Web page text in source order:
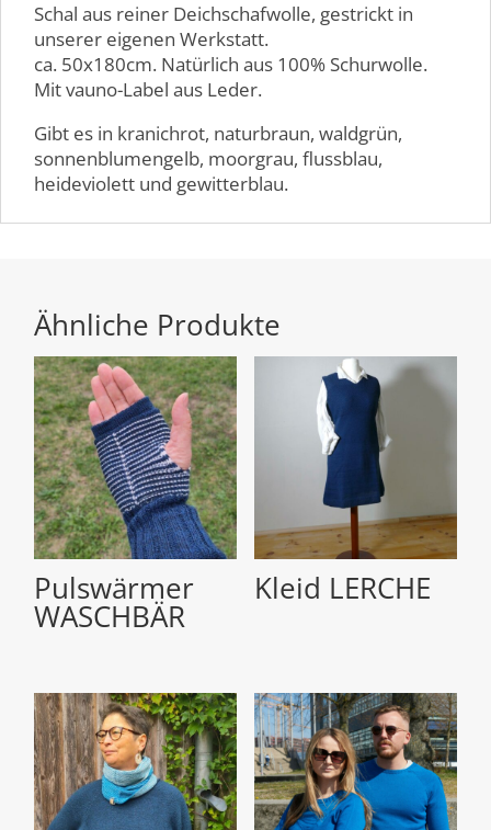
Schal aus reiner Deichschafwolle, gestrickt in
unserer eigenen Werkstatt.
ca. 50x180cm. Natürlich aus 100% Schurwolle.
Mit vauno-Label aus Leder.
Gibt es in kranichrot, naturbraun, waldgrün,
sonnenblumengelb, moorgrau, flussblau,
heideviolett und gewitterblau.
Ähnliche Produkte
Pulswärmer
WASCHBÄR
Kleid LERCHE